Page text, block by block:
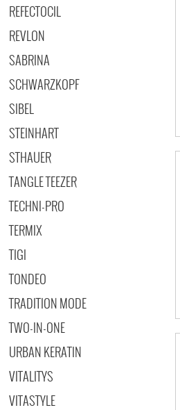
REFECTOCIL
REVLON
SABRINA
SCHWARZKOPF
SIBEL
STEINHART
STHAUER
TANGLE TEEZER
TECHNI-PRO
TERMIX
TIGI
TONDEO
TRADITION MODE
TWO-IN-ONE
URBAN KERATIN
VITALITYS
VITASTYLE